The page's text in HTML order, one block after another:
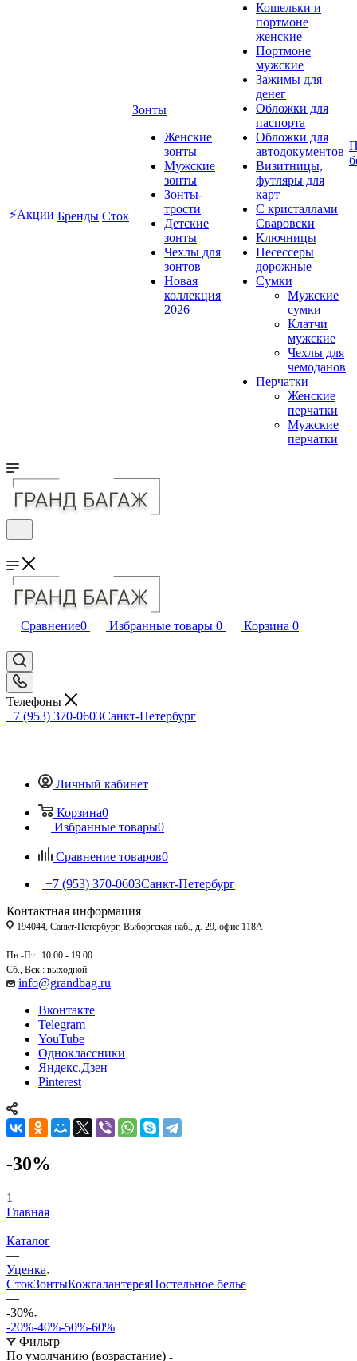
⚡Акции Бренды Сток
Зонты
Женские
зонты
Мужские
зонты
Зонты-
трости
Детские
зонты
Чехлы для
зонтов
Новая
коллекция
2026
Кошельки и
портмоне
женские
Портмоне
мужские
Зажимы для
денег
Обложки для
паспорта
Обложки для
автодокументов
Визитницы,
футляры для
карт
C кристаллами
Сваровски
Ключницы
Несессеры
дорожные
Сумки
Мужские
сумки
Клатчи
мужские
Чехлы для
чемоданов
Перчатки
Женские
перчатки
Мужские
перчатки
Сравнение0 Избранные товары 0 Корзина 0
Телефоны
+7 (953) 370-0603Санкт-Петербург
Личный кабинет
Корзина0
Избранные товары0
Сравнение товаров0
+7 (953) 370-0603Санкт-Петербург
Контактная информация
194044, Санкт-Петербург, Выборгская наб., д. 29, офис 118А
Пн.-Пт.: 10:00 - 19:00
Сб., Вск.: выходной
info@grandbag.ru
Вконтакте
Telegram
YouTube
Одноклассники
Яндекс.Дзен
Pinterest
-30%
1
Главная
—
Каталог
—
Уценка
СтокЗонтыКожгалантереяПостельное белье
—
-30%
-20%-40%-50%-60%
Фильтр
По умолчанию (возрастание)